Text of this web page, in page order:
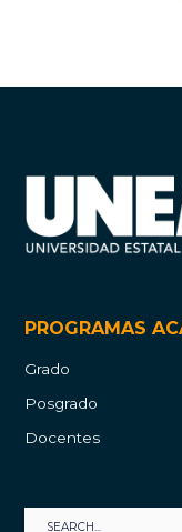
PROGRAMAS
Grado
Posgrado
Docentes